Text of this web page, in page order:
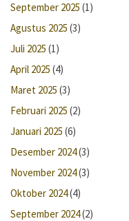
September 2025 (1)
Agustus 2025 (3)
Juli 2025 (1)
April 2025 (4)
Maret 2025 (3)
Februari 2025 (2)
Januari 2025 (6)
Desember 2024(3)
November 2024(3)
Oktober 2024(4)
September 2024(2)